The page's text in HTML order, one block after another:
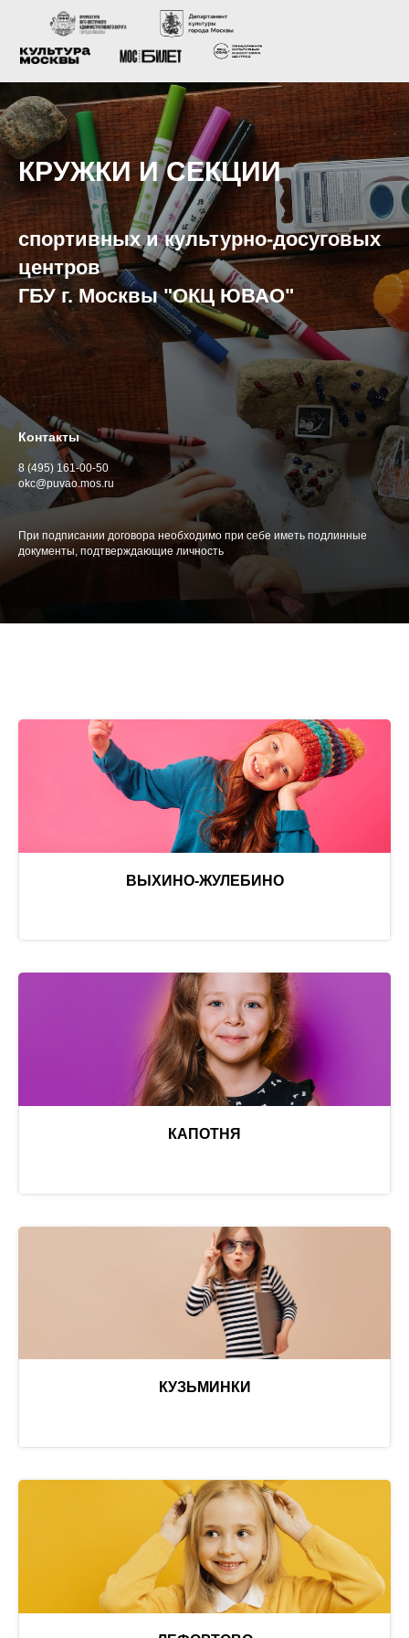
КРУЖКИ И СЕКЦИИ
спортивных и культурно-досуговых
центров
ГБУ г. Москвы "ОКЦ ЮВАО"
Контакты
8 (495) 161-00-50
okc@puvao.mos.ru
При подписании договора необходимо при себе иметь подлинные
документы, подтверждающие личность
ВЫХИНО-ЖУЛЕБИНО
КАПОТНЯ
КУЗЬМИНКИ